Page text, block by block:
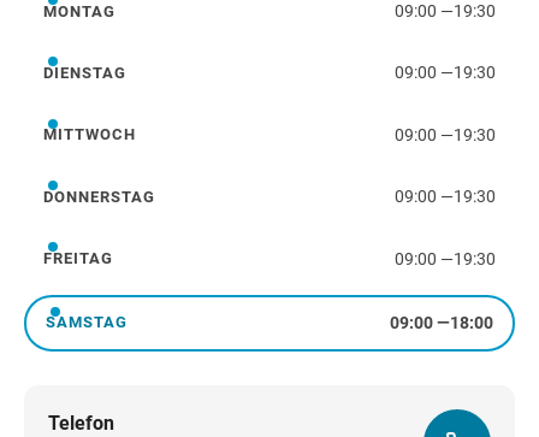
Montag
MONTAG 09:00 —19:30
Dienstag
DIENSTAG 09:00 —19:30
Mittwoch
MITTWOCH 09:00 —19:30
Donnerstag
DONNERSTAG 09:00 —19:30
Freitag
FREITAG 09:00 —19:30
Samstag
SAMSTAG 09:00—18:00
Telefon